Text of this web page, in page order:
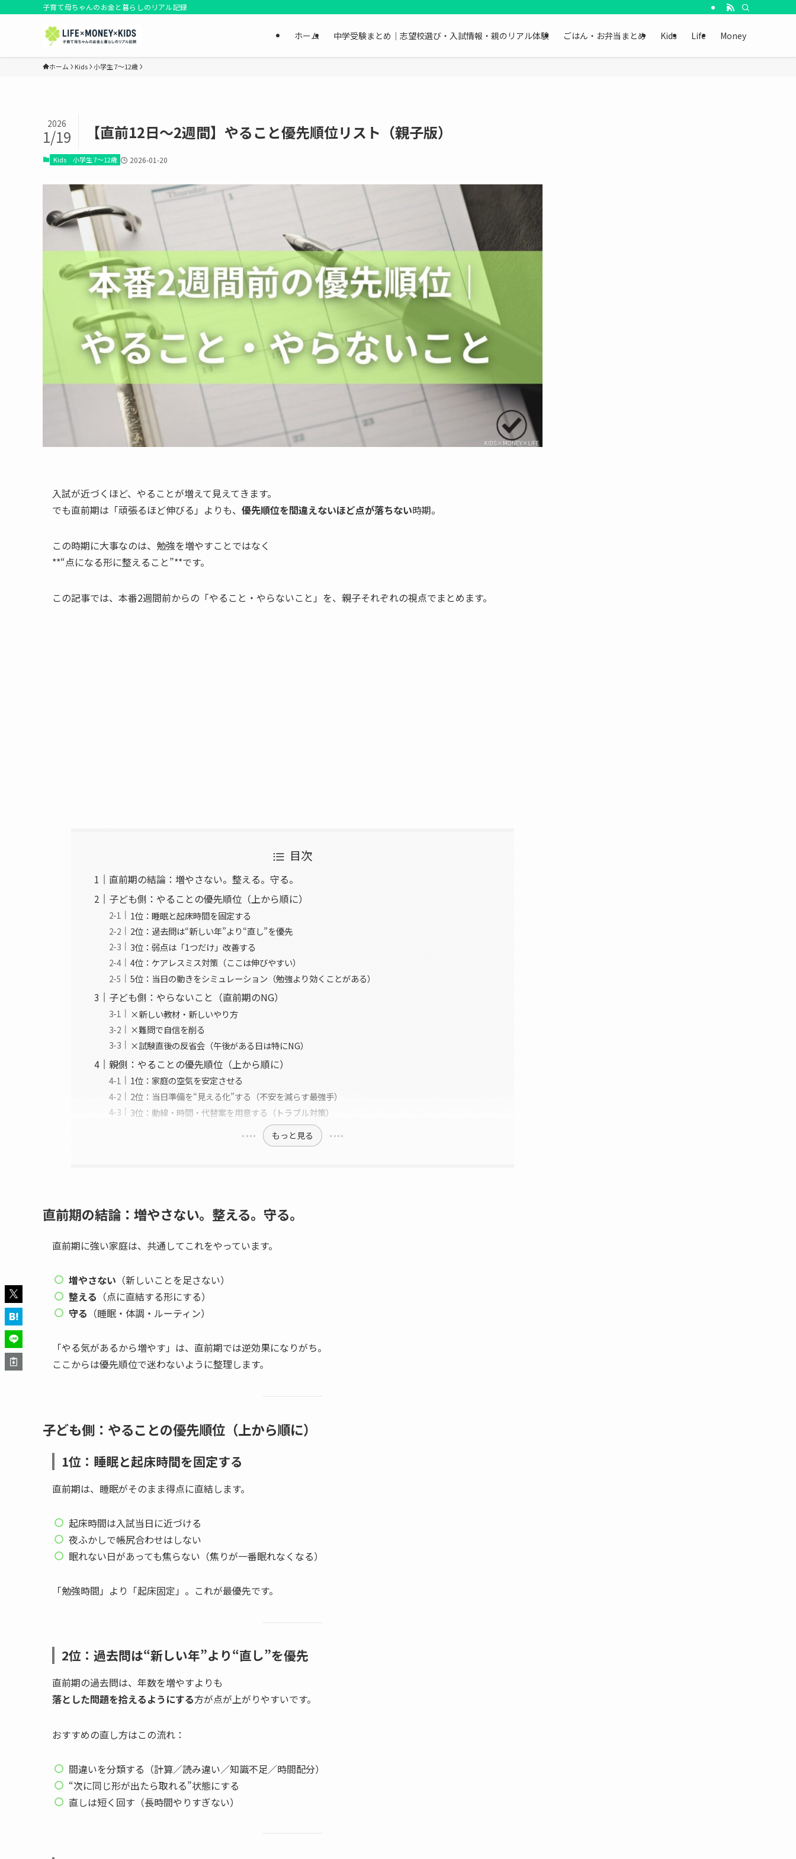
子育て母ちゃんのお金と暮らしのリアル記録
ホーム 中学受験まとめ｜志望校選び・入試情報・親のリアル体験 ごはん・お弁当まとめ Kids Life Money
ホーム Kids 小学生 7〜12歳
【直前12日〜2週間】やること優先順位リスト（親子版）
2026
1/19
Kids 小学生 7〜12歳 2026-01-20
入試が近づくほど、やることが増えて見えてきます。
でも直前期は「頑張るほど伸びる」よりも、 優先順位を間違えないほど点が落ちない時期。
この時期に大事なのは、勉強を増やすことではなく
**“点になる形に整えること”**です。
この記事では、本番2週間前からの「やること・やらないこと」を、親子それぞれの視点でまとめます。
目次
直前期の結論：増やさない。整える。守る。
子ども側：やることの優先順位（上から順に）
1位：睡眠と起床時間を固定する
2位：過去問は“新しい年”より“直し”を優先
3位：弱点は「1つだけ」改善する
4位：ケアレスミス対策（ここは伸びやすい）
5位：当日の動きをシミュレーション（勉強より効くことがある）
子ども側：やらないこと（直前期のNG）
×新しい教材・新しいやり方
×難問で自信を削る
×試験直後の反省会（午後がある日は特にNG）
親側：やることの優先順位（上から順に）
1位：家庭の空気を安定させる
2位：当日準備を“見える化”する（不安を減らす最強手）
3位：動線・時間・代替案を用意する（トラブル対策）
もっと見る
直前期の結論：増やさない。整える。守る。
直前期に強い家庭は、共通してこれをやっています。
増やさない （新しいことを足さない）
整える （点に直結する形にする）
守る （睡眠・体調・ルーティン）
「やる気があるから増やす」は、直前期では逆効果になりがち。
ここからは優先順位で迷わないように整理します。
子ども側：やることの優先順位（上から順に）
1位：睡眠と起床時間を固定する
直前期は、睡眠がそのまま得点に直結します。
起床時間は入試当日に近づける
夜ふかしで帳尻合わせはしない
眠れない日があっても焦らない（焦りが一番眠れなくなる）
「勉強時間」より「起床固定」。これが最優先です。
2位：過去問は“新しい年”より“直し”を優先
直前期の過去問は、年数を増やすよりも
落とした問題を拾えるようにする方が点が上がりやすいです。
おすすめの直し方はこの流れ：
間違いを分類する（計算／読み違い／知識不足／時間配分）
“次に同じ形が出たら取れる”状態にする
直しは短く回す（長時間やりすぎない）